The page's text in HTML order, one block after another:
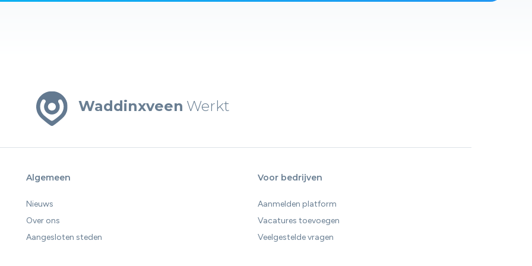
Waddinxveen Werkt
Algemeen
Nieuws
Over ons
Aangesloten steden
Voor bedrijven
Aanmelden platform
Vacatures toevoegen
Veelgestelde vragen